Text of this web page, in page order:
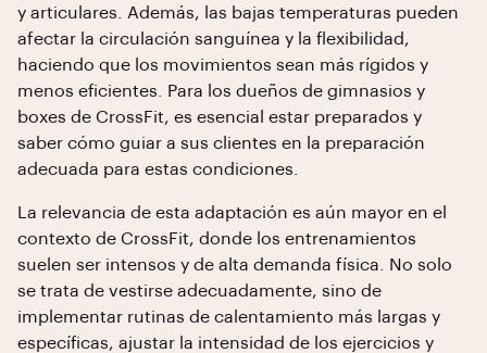
y articulares. Además, las bajas temperaturas pueden
afectar la circulación sanguínea y la flexibilidad,
haciendo que los movimientos sean más rígidos y
menos eficientes. Para los dueños de gimnasios y
boxes de CrossFit, es esencial estar preparados y
saber cómo guiar a sus clientes en la preparación
adecuada para estas condiciones.
La relevancia de esta adaptación es aún mayor en el
contexto de CrossFit, donde los entrenamientos
suelen ser intensos y de alta demanda física. No solo
se trata de vestirse adecuadamente, sino de
implementar rutinas de calentamiento más largas y
específicas, ajustar la intensidad de los ejercicios y